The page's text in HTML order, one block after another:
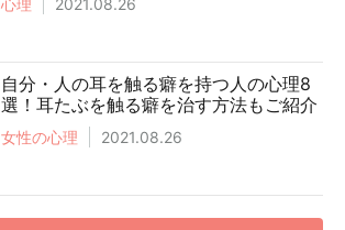
心理 2021.08.26
自分・人の耳を触る癖を持つ人の心理8
選！耳たぶを触る癖を治す方法もご紹介
女性の心理 2021.08.26